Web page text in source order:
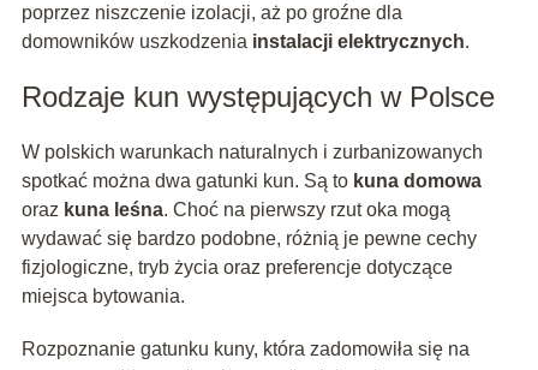
poprzez niszczenie izolacji, aż po groźne dla
domowników uszkodzenia instalacji elektrycznych.
Rodzaje kun występujących w Polsce
W polskich warunkach naturalnych i zurbanizowanych
spotkać można dwa gatunki kun. Są to kuna domowa
oraz kuna leśna. Choć na pierwszy rzut oka mogą
wydawać się bardzo podobne, różnią je pewne cechy
fizjologiczne, tryb życia oraz preferencje dotyczące
miejsca bytowania.
Rozpoznanie gatunku kuny, która zadomowiła się na